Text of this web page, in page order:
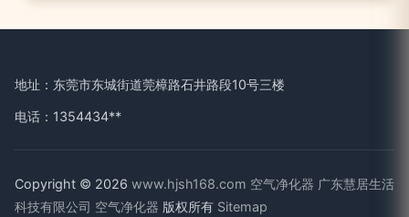
地址：东莞市东城街道莞樟路石井路段10号三楼
电话：1354434**
Copyright © 2026 www.hjsh168.com 空气净化器 广东慧居生活
科技有限公司 空气净化器 版权所有 Sitemap